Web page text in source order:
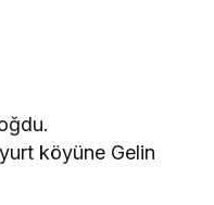
köyüne Gelin